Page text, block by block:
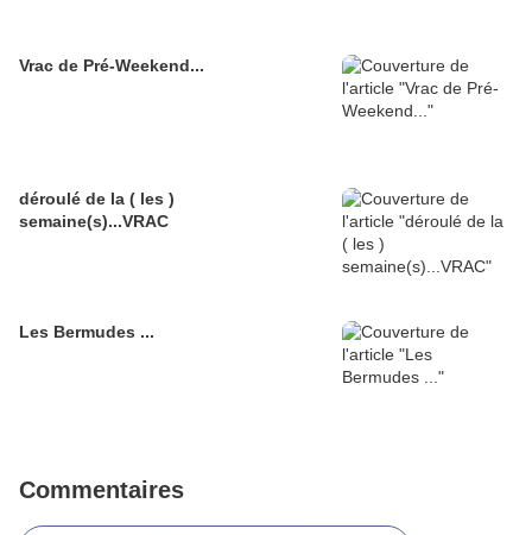
Vrac de Pré-Weekend...
déroulé de la ( les )
semaine(s)...VRAC
Les Bermudes ...
Commentaires